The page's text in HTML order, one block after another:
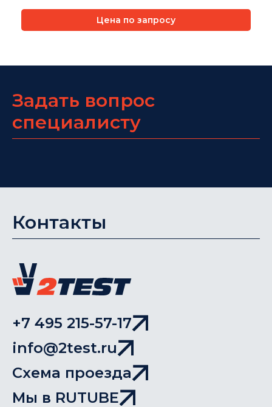
Цена по запросу
Задать вопрос
специалисту
Контакты
+7 495 215-57-17
info@2test.ru
Схема проезда
Мы в RUTUBE